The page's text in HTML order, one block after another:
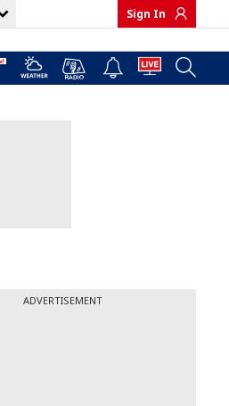
Sign In
ADVERTISEMENT